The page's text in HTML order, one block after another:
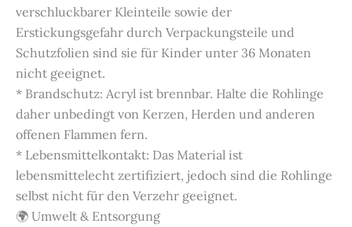
verschluckbarer Kleinteile sowie der
Erstickungsgefahr durch Verpackungsteile und
Schutzfolien sind sie für Kinder unter 36 Monaten
nicht geeignet.
* Brandschutz: Acryl ist brennbar. Halte die Rohlinge
daher unbedingt von Kerzen, Herden und anderen
offenen Flammen fern.
* Lebensmittelkontakt: Das Material ist
lebensmittelecht zertifiziert, jedoch sind die Rohlinge
selbst nicht für den Verzehr geeignet.
🌍 Umwelt & Entsorgung